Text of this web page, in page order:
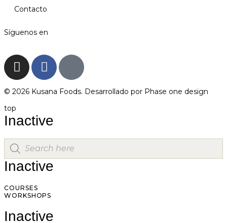
Contacto
Síguenos en
© 2026 Kusana Foods. Desarrollado por Phase one design
top
Inactive
Inactive
COURSES
WORKSHOPS
Inactive